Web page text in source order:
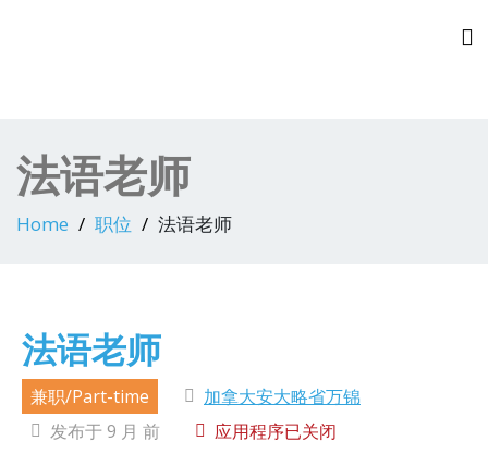
法语老师
Home 职位 法语老师
法语老师
兼职/Part-time
加拿大安大略省万锦
发布于 9 月 前
应用程序已关闭